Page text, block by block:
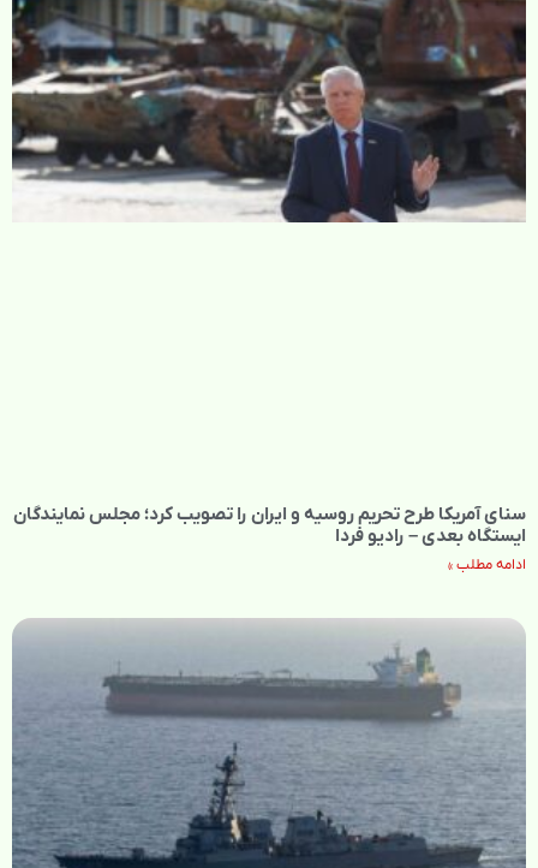
سنای آمریکا طرح تحریم روسیه و ایران را تصویب کرد؛ مجلس نمایندگان
ایستگاه بعدی – رادیو فردا
ادامه مطلب »